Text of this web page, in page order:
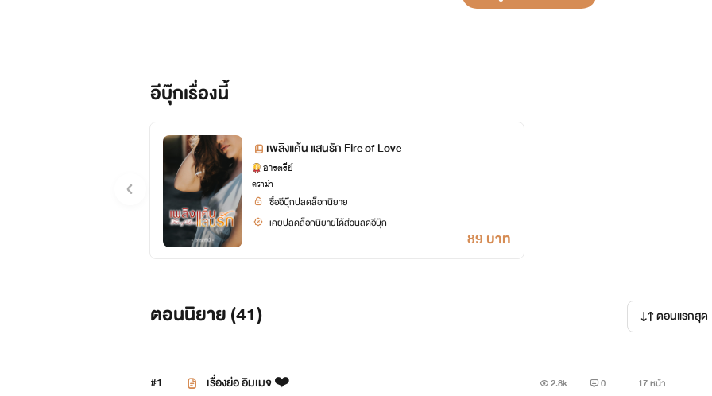
หญิงสาวพยายามทำทุกวิถีทางเพื่อให้ชายหนุ่มสุดฮ็อต เจ้าชายแห่งประเทศวายเอ็นซึ่งเป็นมกุฎราชกุมาร
"ผู้ชายคนนี้ต้องชดใช้การจากไปของไอวี่ผู้ชายที่ชื่อสเตฟานต่อให้เป็นใครก็ช่างโบว์จะต้องแก้แค้นแทนน้อง
ตอนนี้โบว์โมโหและโกรธแค้นมากได้แต่กัดฟันพูดเพื่อบอกความในใจกับพ่อแม่ว่าหญิงสาวจะต้องแก้แค้
สาวอับอายจนต้องจบชีวิตลงในวันนี้
อีบุ๊กเรื่องนี้
เพลิงแค้น แสนรัก Fire of Love
อารตรีย์
ดราม่า
ซื้ออีบุ๊กปลดล็อกนิยาย
เคยปลดล็อกนิยายได้ส่วนลดอีบุ๊ก
89 บาท
ตอนนิยาย (41) ตอนแรกสุด
#1 เรื่องย่อ อิมเมจ ❤️ 2.8k 0 17 หน้า